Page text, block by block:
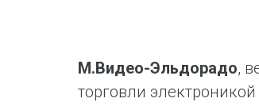
М.Видео-Эльдорадо,
торговли